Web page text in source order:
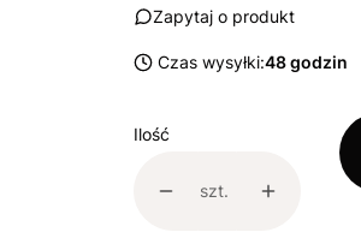
Zapytaj o produkt
Czas wysyłki:48 godzin
Ilość
szt.